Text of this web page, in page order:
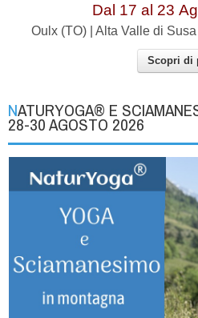
Dal 17 al 23
Oulx (TO) | Alta Valle di
Scopri di
NATURYOGA® E SCIAMANESIMO IN MONTAGNA |
28-30 AGOSTO 2026